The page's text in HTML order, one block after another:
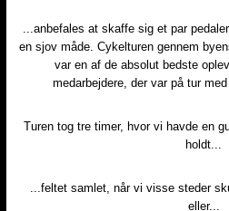
...anbefales at skaffe sig et par
en sjov måde. Cykelturen gennem
var en af de absolut bedste
medarbejdere, der var på tur
Turen tog tre timer, hvor vi havde en
holdt...
...feltet samlet, når vi visse steder
eller...